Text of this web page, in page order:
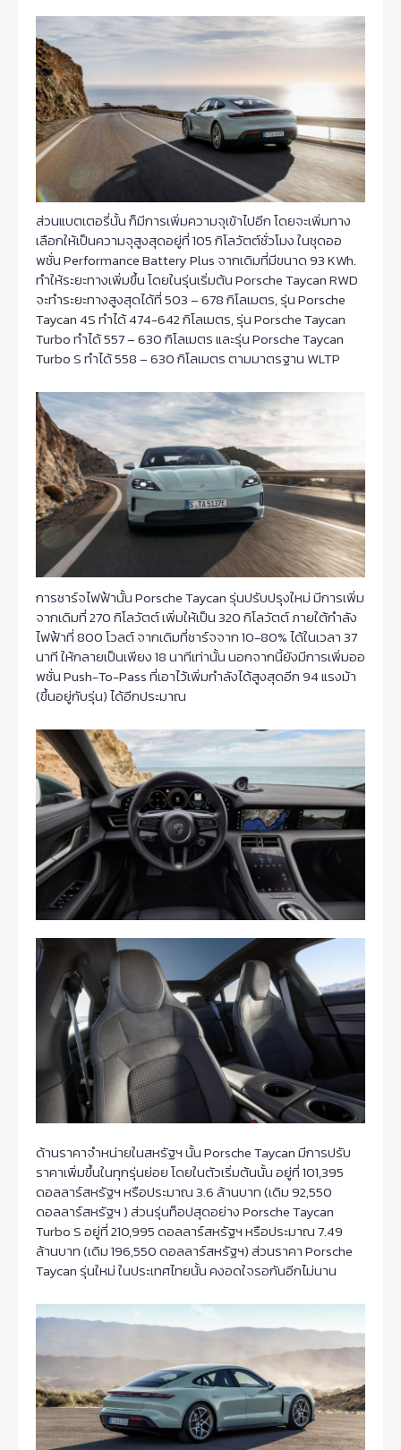
ส่วนแบตเตอรี่นั้น ก็มีการเพิ่มความจุเข้าไปอีก โดยจะเพิ่มทาง
เลือกให้เป็นความจุสูงสุดอยู่ที่ 105 กิโลวัตต์ชั่วโมง ในชุดออ
พชั่น Performance Battery Plus จากเดิมที่มีขนาด 93 KWh.
ทำให้ระยะทางเพิ่มขึ้น โดยในรุ่นเริ่มต้น Porsche Taycan RWD
จะทำระยะทางสูงสุดได้ที่ 503 – 678 กิโลเมตร, รุ่น Porsche
Taycan 4S ทำได้ 474-642 กิโลเมตร, รุ่น Porsche Taycan
Turbo ทำได้ 557 – 630 กิโลเมตร และรุ่น Porsche Taycan
Turbo S ทำได้ 558 – 630 กิโลเมตร ตามมาตรฐาน WLTP
การชาร์จไฟฟ้านั้น Porsche Taycan รุ่นปรับปรุงใหม่ มีการเพิ่ม
จากเดิมที่ 270 กิโลวัตต์ เพิ่มให้เป็น 320 กิโลวัตต์ ภายใต้กำลัง
ไฟฟ้าที่ 800 โวลต์ จากเดิมที่ชาร์จจาก 10-80% ได้ในเวลา 37
นาที ให้กลายเป็นเพียง 18 นาทีเท่านั้น นอกจากนี้ยังมีการเพิ่มออ
พชั่น Push-To-Pass ที่เอาไว้เพิ่มกำลังได้สูงสุดอีก 94 แรงม้า
(ขึ้นอยู่กับรุ่น) ได้อีกประมาณ
ด้านราคาจำหน่ายในสหรัฐฯ นั้น Porsche Taycan มีการปรับ
ราคาเพิ่มขึ้นในทุกรุ่นย่อย โดยในตัวเริ่มต้นนั้น อยู่ที่ 101,395
ดอลลาร์สหรัฐฯ หรือประมาณ 3.6 ล้านบาท (เดิม 92,550
ดอลลาร์สหรัฐฯ ) ส่วนรุ่นท็อปสุดอย่าง Porsche Taycan
Turbo S อยู่ที่ 210,995 ดอลลาร์สหรัฐฯ หรือประมาณ 7.49
ล้านบาท (เดิม 196,550 ดอลลาร์สหรัฐฯ) ส่วนราคา Porsche
Taycan รุ่นใหม่ ในประเทศไทยนั้น คงอดใจรอกันอีกไม่นาน